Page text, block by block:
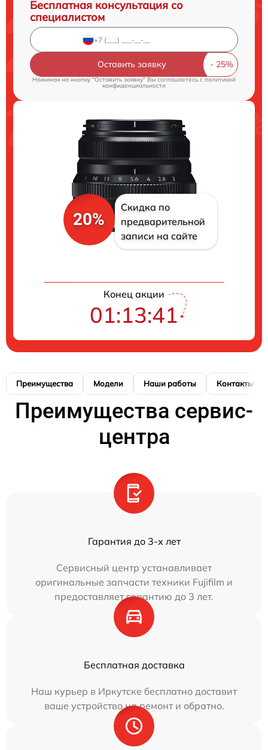
Бесплатная консультация со
специалистом
Оставить заявку
Нажимая на кнопку "Оставить заявку" Вы соглашаетесь c политикой
конфиденциальности
20%
Скидка по
предварительной
записи на сайте
Конец акции
01:13:41
Преимущества Модели Наши работы Контакты
Преимущества сервис-
центра
Гарантия до 3-х лет
Сервисный центр устанавливает
оригинальные запчасти техники Fujifilm и
предоставляет гарантию до 3 лет.
Бесплатная доставка
Наш курьер в Иркутске бесплатно доставит
ваше устройство на ремонт и обратно.